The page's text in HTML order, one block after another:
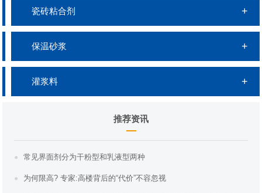
瓷砖粘合剂
保温砂浆
灌浆料
推荐资讯
常见界面剂分为干粉型和乳液型两种
为何限高? 专家:高楼背后的“代价”不容忽视